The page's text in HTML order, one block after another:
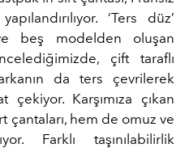
‘Ters düz’
beş modelden oluşan
çift taraflı
da ters çevrilerek
çekiyor. Karşımıza çıkan
çantaları, hem de omuz ve
Farklı taşınılabilirlik